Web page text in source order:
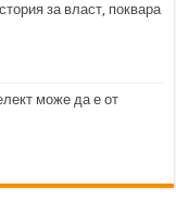
за власт, поквара
може да е от